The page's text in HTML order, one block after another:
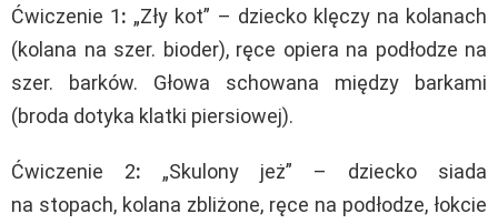
Ćwiczenie 1: „Zły kot” – dziecko klęczy na kolanach
(kolana na szer. bioder), ręce opiera na podłodze na
szer. barków. Głowa schowana między barkami
(broda dotyka klatki piersiowej).
Ćwiczenie 2: „Skulony jeż” – dziecko siada
na stopach, kolana zbliżone, ręce na podłodze, łokcie